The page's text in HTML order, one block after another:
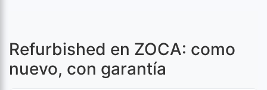
Refurbished en ZOCA: como
nuevo, con garantía